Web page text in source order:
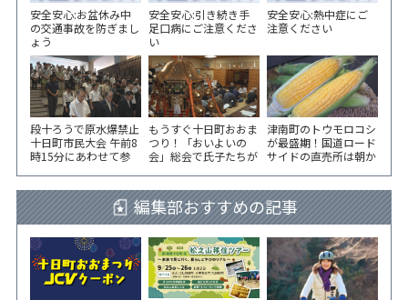
安全安心:お盆休み中
の交通事故を防ぎまし
ょう
安全安心:引き続き手
足口病にご注意くださ
い
安全安心:熱中症にご
注意ください
段十ろうで原水爆禁止
十日町市民大会 午前8
時15分にあわせて参
もうすぐ十日町おおま
つり！「おいよいの
会」総会で氏子たちが
津南町のトウモロコシ
が最盛期！国道ロード
サイドの直売所は朝か
編集部おすすめの記事